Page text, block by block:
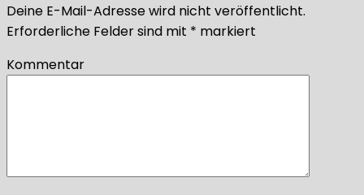
Deine E-Mail-Adresse wird nicht veröffentlicht.
Erforderliche Felder sind mit * markiert
Kommentar